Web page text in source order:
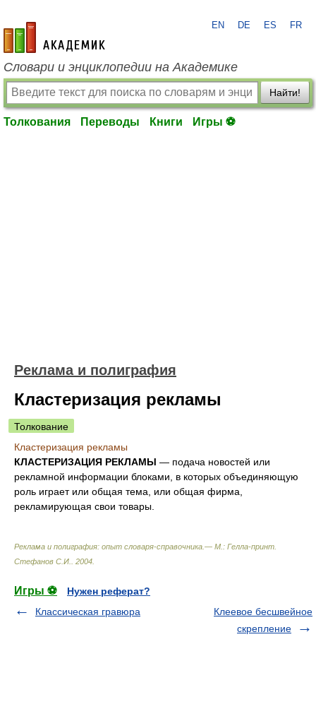
academic.ru
EN DE ES FR
Словари и энциклопедии на Академике
Найти!
Толкования Переводы Книги Игры ⚽
Реклама и полиграфия
Кластеризация рекламы
Толкование
Кластеризация рекламы
КЛАСТЕРИЗАЦИЯ РЕКЛАМЫ — подача новостей или
рекламной информации блоками, в которых объединяющую
роль играет или общая тема, или общая фирма,
рекламирующая свои товары.
Реклама и полиграфия: опыт словаря-справочника.— М.: Гелла-принт
Стефанов С.И.
2004
Игры ⚽
Нужен реферат?
Классическая гравюра
Клеевое бесшвейное
скрепление